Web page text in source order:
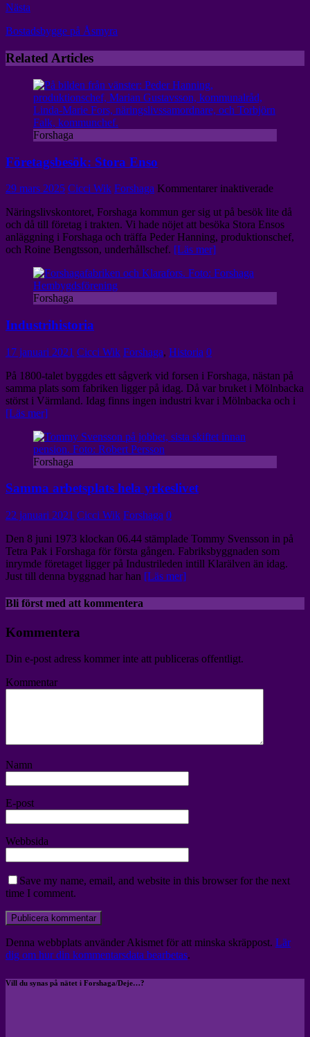
Nästa
Bostadsbygge på Åsmyra
Related Articles
Forshaga
Företagsbesök: Stora Enso
29 mars 2025 Cicci Wik Forshaga Kommentarer inaktiveradeför
Stora
Enso
Näringslivskontoret, Forshaga kommun ger sig ut på besök lite då
och då till företag i trakten. Vi hade nöjet att besöka Stora Ensos
anläggning i Forshaga och träffa Peder Hanning, produktionschef,
och Roine Bengtsson, underhållschef. [Läs mer]
Forshaga
Industrihistoria
17 januari 2021 Cicci Wik Forshaga, Historia 0
På 1800-talet byggdes ett sågverk vid forsen i Forshaga, nästan på
samma plats som fabriken ligger på idag. Då var bruket i Mölnbacka
störst i Värmland. Idag finns ingen industri kvar i Mölnbacka och i
[Läs mer]
Forshaga
Samma arbetsplats hela yrkeslivet
22 januari 2021 Cicci Wik Forshaga 0
Den 8 juni 1973 klockan 06.44 stämplade Tommy Svensson in på
Tetra Pak i Forshaga för första gången. Fabriksbyggnaden som
inrymde företaget ligger på Industrileden intill Klarälven än idag.
Just till denna byggnad har han [Läs mer]
Bli först med att kommentera
Kommentera
Din e-post adress kommer inte att publiceras offentligt.
Kommentar
Namn
E-post
Webbsida
Save my name, email, and website in this browser for the next
time I comment.
Denna webbplats använder Akismet för att minska skräppost. Lär
dig om hur din kommentarsdata bearbetas.
Vill du synas på nätet i Forshaga/Deje…?